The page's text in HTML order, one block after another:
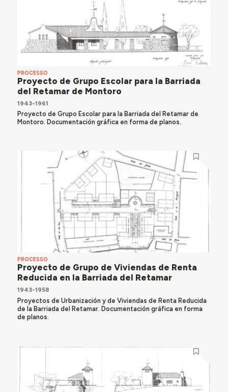
PROCESSO
Proyecto de Grupo Escolar para la Barriada
del Retamar de Montoro
1943-1961
Proyecto de Grupo Escolar para la Barriada del Retamar de
Montoro. Documentación gráfica en forma de planos.
PROCESSO
Proyecto de Grupo de Viviendas de Renta
Reducida en la Barriada del Retamar
1943-1958
Proyectos de Urbanización y de Viviendas de Renta Reducida
de la Barriada del Retamar. Documentación gráfica en forma
de planos.